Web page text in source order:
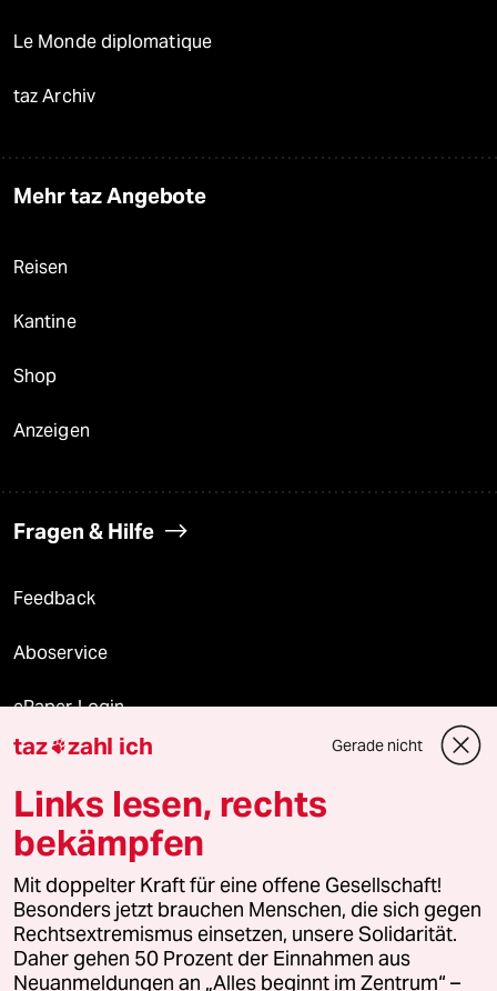
Le Monde diplomatique
taz Archiv
Mehr taz Angebote
Reisen
Kantine
Shop
Anzeigen
Fragen & Hilfe
Feedback
Aboservice
ePaper Login
Downloads für Abonnierende
© 2026 taz Verlags und Vertriebs GmbH
Alle Rechte vorbehalten. Bei rechtlichen Fragen oder für Genehmigungen
wenden Sie sich bitte an
lizenzen@taz.de
Feedback Redaktionsstatut Kommune-Richtlinien
taz zahl ich Gerade nicht
Links lesen, rechts
bekämpfen
Mit doppelter Kraft für eine offene Gesellschaft!
Besonders jetzt brauchen Menschen, die sich gegen
Rechtsextremismus einsetzen, unsere Solidarität.
Daher gehen 50 Prozent der Einnahmen aus
Neuanmeldungen an „Alles beginnt im Zentrum“ –